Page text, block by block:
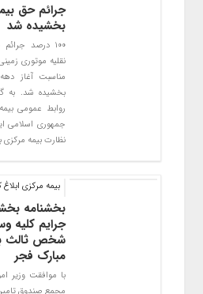
جرائم حق
بخشیده شد
۱۰۰ درصد
نقلیه موتوری
مناسبت آغاز
بخشیده شد. به
روابط عمومی
جمهوری اسلامی
نظارت بیمه مرکزی
بیمه مرکزی ابلاغ
جرایم کلیه
شخص ثالث
مبارک فجر
با موافقت وزیر
مجمع صندوق